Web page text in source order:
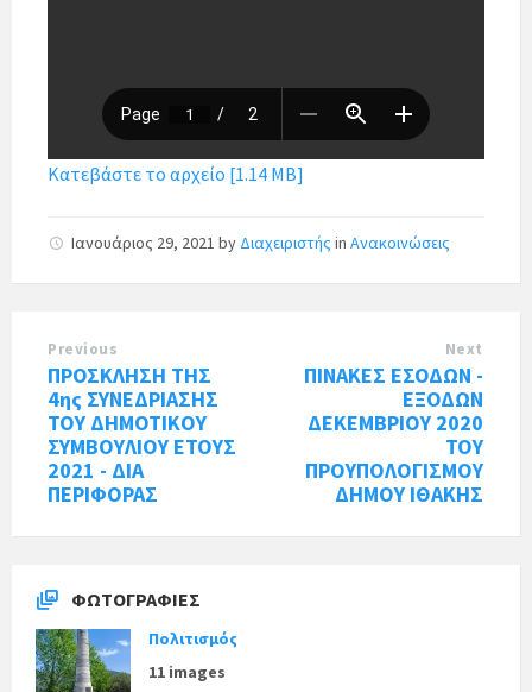
Κατεβάστε το αρχείο [1.14 MB]
Ιανουάριος 29, 2021 by Διαχειριστής in Ανακοινώσεις
Previous
ΠΡΟΣΚΛΗΣΗ ΤΗΣ
4ης ΣΥΝΕΔΡΙΑΣΗΣ
ΤΟΥ ΔΗΜΟΤΙΚΟΥ
ΣΥΜΒΟΥΛΙΟΥ ΕΤΟΥΣ
2021 - ΔΙΑ
ΠΕΡΙΦΟΡΑΣ
Next
ΠΙΝΑΚΕΣ ΕΣΟΔΩΝ -
ΕΞΟΔΩΝ
ΔΕΚΕΜΒΡΙΟΥ 2020
ΤΟΥ
ΠΡΟΥΠΟΛΟΓΙΣΜΟΥ
ΔΗΜΟΥ ΙΘΑΚΗΣ
ΦΩΤΟΓΡΑΦΊΕΣ
Πολιτισμός
11 images